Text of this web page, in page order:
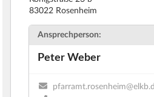
83022 Rosenheim
Ansprechperson:
Peter Weber